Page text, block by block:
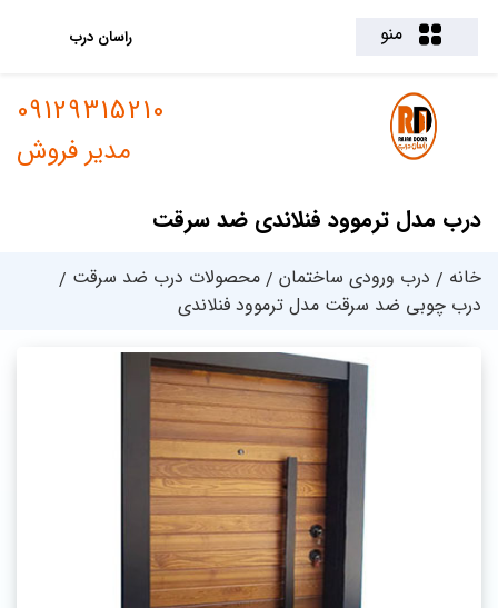
منو راسان درب
درب مدل ترموود فنلاندی ضد سرقت
09129315210
مدیر فروش
خانه درب ورودی ساختمان
محصولات درب ضد سرقت
درب چوبی ضد سرقت مدل ترموود فنلاندی